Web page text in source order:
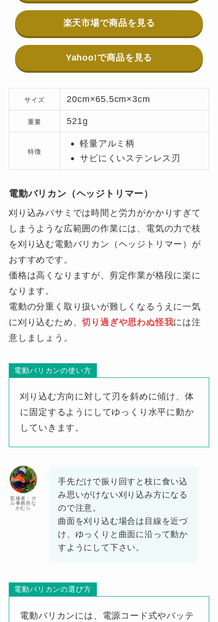
楽天市場で商品を見る
Yahoo!で商品を見る
サイズ 20cm×65.5cm×3cm
重量 521g
特徴
軽量アルミ柄
サビにくいステンレス刃
電動バリカン（ヘッジトリマー）
刈り込みバサミでは時間と労力がかかりすぎて
しまうような広範囲の作業には、電気の力で枝
を刈り込む電動バリカン（ヘッジトリマー）が
おすすめです。
価格は高くなりますが、剪定作業が格段に楽に
なります。
電動の分重く取り扱いが難しくなるうえに一気
に刈り込むため、切り過ぎや思わぬ怪我には注
意しましょう。
電動バリカンの使い方
刈り込む方向に対して刃を斜めに傾け、体
に固定するようにしてゆっくり水平に動か
していきます。
監修者：ガ
ル事務所な
かむら
手先だけで振り回すと枝に食い込
み思いがけない刈り込み方になる
ので注意。
曲面を刈り込む場合は目線を近づ
け、ゆっくりと曲面に沿って動か
すようにして下さい。
電動バリカンの選び方
電動バリカンには、電源コード式やバッテ